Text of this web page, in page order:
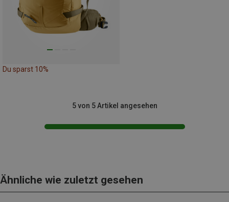
Du sparst 10%
5 von 5 Artikel angesehen
Ähnliche wie zuletzt gesehen